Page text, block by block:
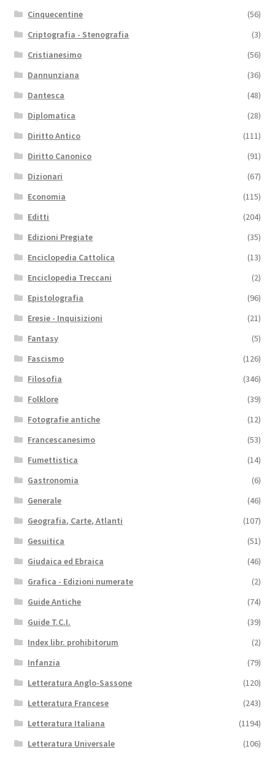
Cinquecentine
(56)
Criptografia - Stenografia
(3)
Cristianesimo
(56)
Dannunziana
(36)
Dantesca
(48)
Diplomatica
(28)
Diritto Antico
(111)
Diritto Canonico
(91)
Dizionari
(67)
Economia
(115)
Editti
(204)
Edizioni Pregiate
(35)
Enciclopedia Cattolica
(13)
Enciclopedia Treccani
(2)
Epistolografia
(96)
Eresie - Inquisizioni
(21)
Fantasy
(5)
Fascismo
(126)
Filosofia
(346)
Folklore
(39)
Fotografie antiche
(12)
Francescanesimo
(53)
Fumettistica
(14)
Gastronomia
(6)
Generale
(46)
Geografia, Carte, Atlanti
(107)
Gesuitica
(51)
Giudaica ed Ebraica
(46)
Grafica - Edizioni numerate
(2)
Guide Antiche
(74)
Guide T.C.I.
(39)
Index libr. prohibitorum
(2)
Infanzia
(79)
Letteratura Anglo-Sassone
(120)
Letteratura Francese
(243)
Letteratura Italiana
(1194)
Letteratura Universale
(106)